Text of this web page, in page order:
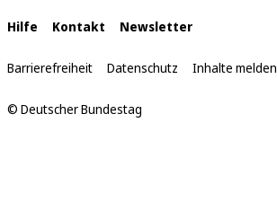
Interne
Links
Hilfe Kontakt Newsletter
Barrierefreiheit Datenschutz Inhalte melden
© Deutscher Bundestag